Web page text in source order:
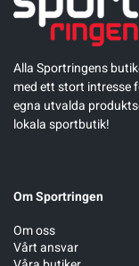
Alla Sportringens
med ett stort intresse
egna utvalda
lokala sportbutik!
Om Sportringen
Om oss
Vårt ansvar